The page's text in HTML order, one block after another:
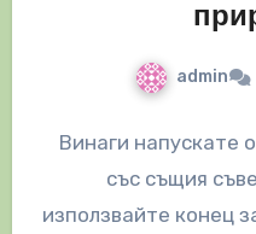
admin
Винаги напускате
със същия
използвайте конец